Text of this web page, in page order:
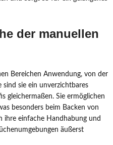
der manuellen
Bereichen Anwendung, von der
sind sie ein unverzichtbares
gleichermaßen. Sie ermöglichen
besonders beim Backen von
ihre einfache Handhabung und
äußerst